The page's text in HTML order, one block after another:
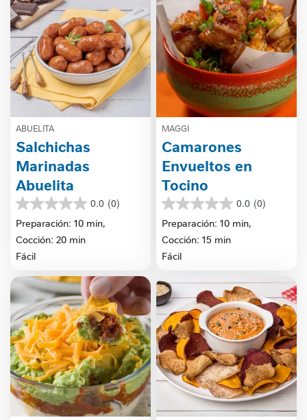
ABUELITA
Salchichas
Marinadas
Abuelita
0.0 (0)
0.0
de
estrellas.
Preparación: 10 min,
Cocción: 20 min
Fácil
MAGGI
Camarones
Envueltos en
Tocino
0.0 (0)
0.0
de
estrellas.
Preparación: 10 min,
Cocción: 15 min
Fácil